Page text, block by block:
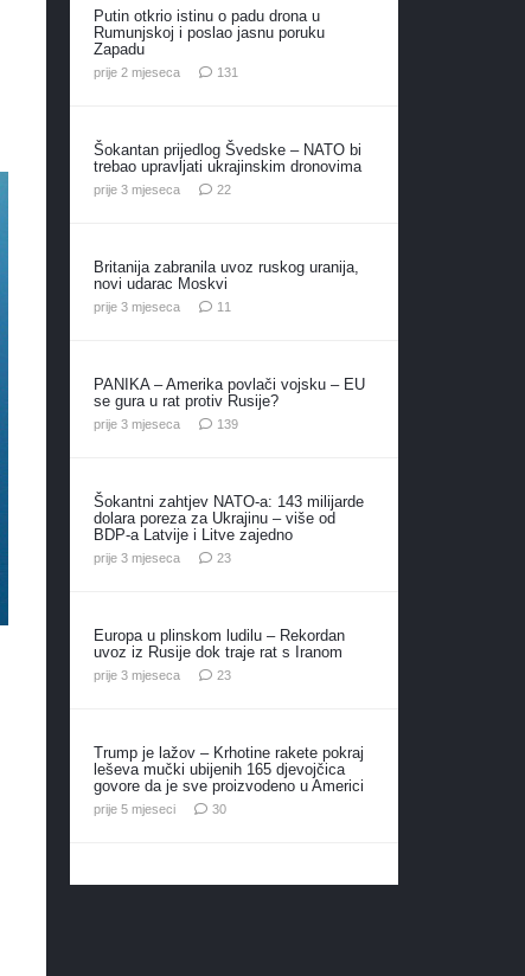
Putin otkrio istinu o padu drona u
Rumunjskoj i poslao jasnu poruku
Zapadu
prije 2 mjeseca 131
Šokantan prijedlog Švedske – NATO bi
trebao upravljati ukrajinskim dronovima
prije 3 mjeseca 22komentara
Britanija zabranila uvoz ruskog uranija,
novi udarac Moskvi
prije 3 mjeseca 11
PANIKA – Amerika povlači vojsku – EU
se gura u rat protiv Rusije?
prije 3 mjeseca 139komentara
Šokantni zahtjev NATO-a: 143 milijarde
dolara poreza za Ukrajinu – više od
BDP-a Latvije i Litve zajedno
prije 3 mjeseca 23komentara
Europa u plinskom ludilu – Rekordan
uvoz iz Rusije dok traje rat s Iranom
prije 3 mjeseca 23komentara
Trump je lažov – Krhotine rakete pokraj
leševa mučki ubijenih 165 djevojčica
govore da je sve proizvodeno u Americi
prije 5 mjeseci 30komentara